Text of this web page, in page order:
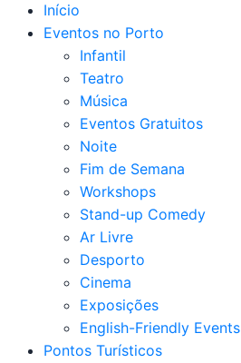
Início
Eventos no Porto
Infantil
Teatro
Música
Eventos Gratuitos
Noite
Fim de Semana
Workshops
Stand-up Comedy
Ar Livre
Desporto
Cinema
Exposições
English-Friendly Events
Pontos Turísticos